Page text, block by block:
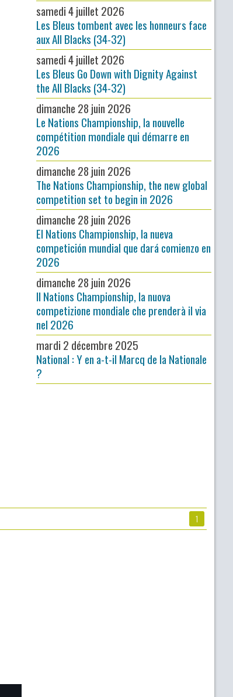
samedi 4 juillet 2026
Les Bleus tombent avec les honneurs face
aux All Blacks (34-32)
samedi 4 juillet 2026
Les Bleus Go Down with Dignity Against
the All Blacks (34-32)
dimanche 28 juin 2026
Le Nations Championship, la nouvelle
compétition mondiale qui démarre en
2026
dimanche 28 juin 2026
The Nations Championship, the new global
competition set to begin in 2026
dimanche 28 juin 2026
El Nations Championship, la nueva
competición mundial que dará comienzo en
2026
dimanche 28 juin 2026
Il Nations Championship, la nuova
competizione mondiale che prenderà il via
nel 2026
mardi 2 décembre 2025
National : Y en a-t-il Marcq de la Nationale
?
1